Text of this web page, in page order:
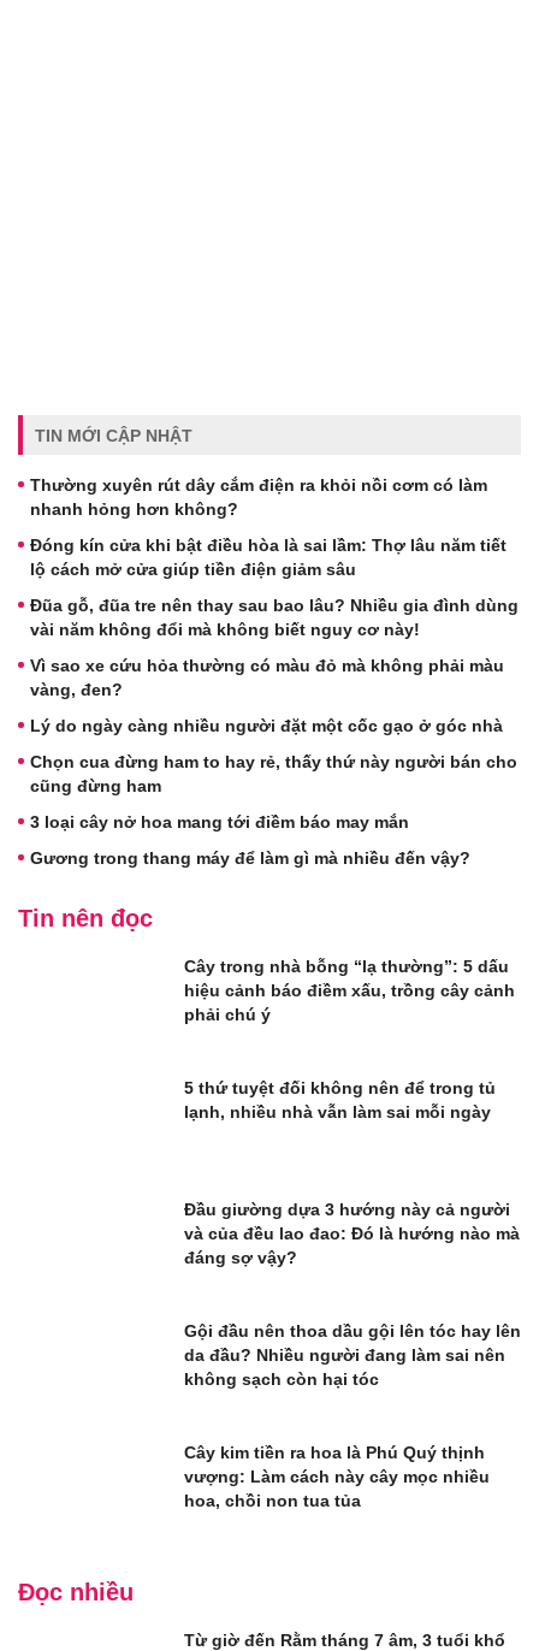
TIN MỚI CẬP NHẬT
Thường xuyên rút dây cắm điện ra khỏi nồi cơm có làm
nhanh hỏng hơn không?
Đóng kín cửa khi bật điều hòa là sai lầm: Thợ lâu năm tiết
lộ cách mở cửa giúp tiền điện giảm sâu
Đũa gỗ, đũa tre nên thay sau bao lâu? Nhiều gia đình dùng
vài năm không đổi mà không biết nguy cơ này!
Vì sao xe cứu hỏa thường có màu đỏ mà không phải màu
vàng, đen?
Lý do ngày càng nhiều người đặt một cốc gạo ở góc nhà
Chọn cua đừng ham to hay rẻ, thấy thứ này người bán cho
cũng đừng ham
3 loại cây nở hoa mang tới điềm báo may mắn
Gương trong thang máy để làm gì mà nhiều đến vậy?
Tin nên đọc
Cây trong nhà bỗng “lạ thường”: 5 dấu
hiệu cảnh báo điềm xấu, trồng cây cảnh
phải chú ý
5 thứ tuyệt đối không nên để trong tủ
lạnh, nhiều nhà vẫn làm sai mỗi ngày
Đầu giường dựa 3 hướng này cả người
và của đều lao đao: Đó là hướng nào mà
đáng sợ vậy?
Gội đầu nên thoa dầu gội lên tóc hay lên
da đầu? Nhiều người đang làm sai nên
không sạch còn hại tóc
Cây kim tiền ra hoa là Phú Quý thịnh
vượng: Làm cách này cây mọc nhiều
hoa, chồi non tua tủa
Đọc nhiều
Từ giờ đến Rằm tháng 7 âm, 3 tuổi khổ